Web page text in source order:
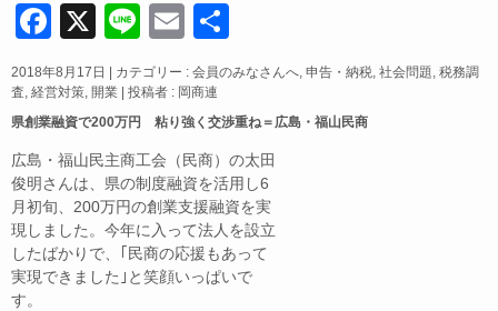
F
a
c
e
b
o
o
k
X
Li
n
e
E
m
ail
有
2018年8月17日 カテゴリー : 会員のみなさんへ, 申告・納税, 社会問題, 税務調
査, 経営対策, 開業
投稿者 : 岡商連
県創業融資で200万円 粘り強く交渉重ね＝広島・福山民商
広島・福山民主商工会（民商）の太田
俊明さんは、県の制度融資を活用し6
月初旬、200万円の創業支援融資を実
現しました。今年に入って法人を設立
したばかりで、｢民商の応援もあって
実現できました｣と笑顔いっぱいで
す。